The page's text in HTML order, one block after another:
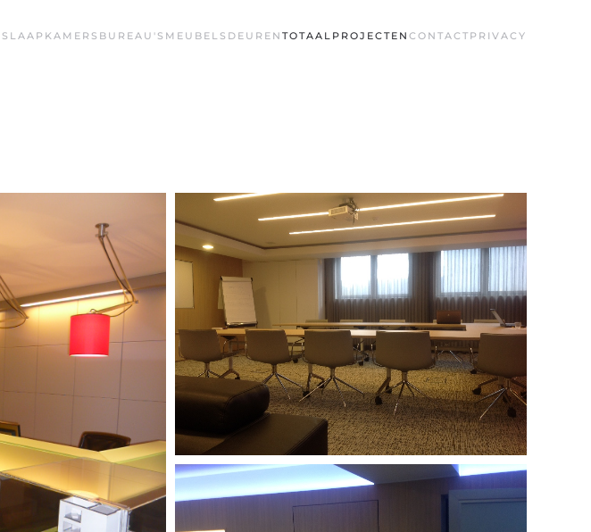
SLAAPKAMERS BUREAU'S MEUBELS DEUREN TOTAALPROJECTEN CONTACT PRIVACY